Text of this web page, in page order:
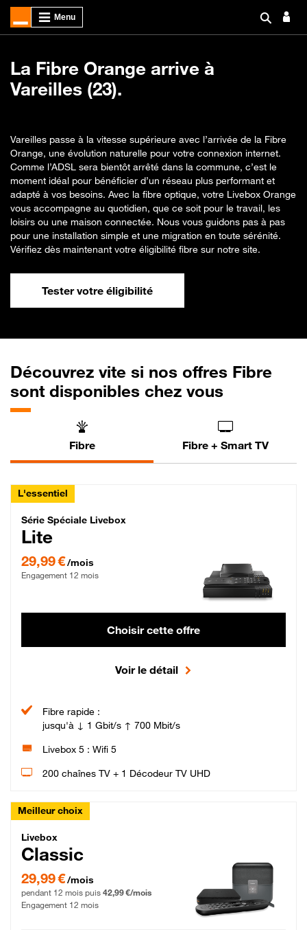
La Fibre Orange arrive à
Vareilles (23).
Vareilles passe à la vitesse supérieure avec l’arrivée de la Fibre
Orange, une évolution naturelle pour votre connexion internet.
Comme l’ADSL sera bientôt arrêté dans la commune, c’est le
moment idéal pour bénéficier d’un réseau plus performant et
adapté à vos besoins. Avec la fibre optique, votre Livebox Orange
vous accompagne au quotidien, que ce soit pour le travail, les
loisirs ou une maison connectée. Nous vous guidons pas à pas
pour une installation simple et une migration en toute sérénité.
Vérifiez dès maintenant votre éligibilité fibre sur notre site.
Tester votre éligibilité
Découvrez vite si nos offres Fibre
sont disponibles chez vous
Fibre Fibre + Smart TV
L'essentiel
Série Spéciale Livebox Lite Fibre
Série Spéciale Livebox
Lite
29,99 €/mois
Engagement 12 mois
Choisir cette offre
Voir le détail
Fibre rapide :
jusqu'à ↓ 1 Gbit/s ↑ 700 Mbit/s
Livebox 5 : Wifi 5
200 chaînes TV + 1 Décodeur TV UHD
Meilleur choix
Livebox Classic Fibre
Livebox
Classic
29,99 € par mois pendant 12 mois puis 42,99 € par mois, Engagement 12 mois
29,99 €/mois
pendant 12 mois puis 42,99 €/mois
Engagement 12 mois